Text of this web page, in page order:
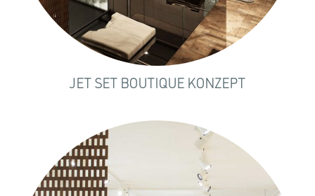
JET SET BOUTIQUE KONZEPT